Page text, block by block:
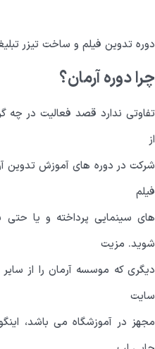
دوره تدوین فیلم و ساخت تیزر
چرا دوره آرمان؟
تفاوتی ندارد قصد فعالیت در چه
از
شرکت در دوره های آموزش تدوین
فیلم
های سینمایی پرداخته و یا
شوید. مزیت
دیگری که موسسه آرمان را از
سایت
مجهز در آموزشگاه می باشد،